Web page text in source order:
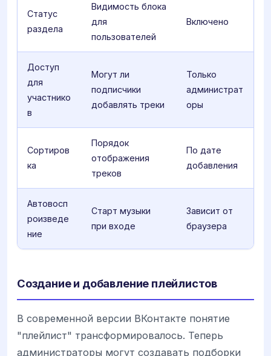
Статус
раздела
Видимость блока
для
пользователей
Включено
Доступ
для
участнико
в
Могут ли
подписчики
добавлять треки
Только
администрат
оры
Сортиров
ка
Порядок
отображения
треков
По дате
добавления
Автовосп
роизведе
ние
Старт музыки
при входе
Зависит от
браузера
Создание и добавление плейлистов
В современной версии ВКонтакте понятие
"плейлист" трансформировалось. Теперь
администраторы могут создавать подборки